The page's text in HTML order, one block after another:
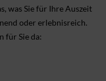
was Sie für Ihre Aus­zeit
oder erlebnis­reich.
für Sie da: